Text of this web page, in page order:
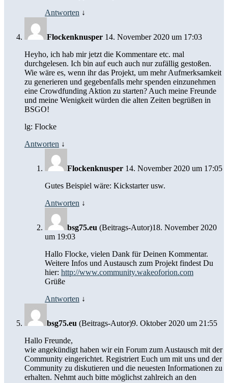
Antworten ↓
Flockenknusper 14. November 2020 um 17:03
Heyho, ich hab mir jetzt die Kommentare etc. mal
durchgelesen. Ich bin auf euch auch nur zufällig gestoßen.
Wie wäre es, wenn ihr das Projekt, um mehr Aufmerksamkeit
zu generieren und gegebenfalls mehr spenden einzunehmen
eine Crowdfunding Aktion zu starten? Auch meine Freunde
und meine Wenigkeit würden die alten Zeiten begrüßen in
BSGO!
lg: Flocke
Antworten ↓
Flockenknusper 14. November 2020 um 17:05
Gutes Beispiel wäre: Kickstarter usw.
Antworten ↓
bsg75.eu (Beitrags-Autor)18. November 2020
um 19:03
Hallo Flocke, vielen Dank für Deinen Kommentar.
Weitere Infos und Austausch zum Projekt findest Du
hier: http://www.community.wakeoforion.com
Grüße
Antworten ↓
bsg75.eu (Beitrags-Autor)9. Oktober 2020 um 21:55
Hallo Freunde,
wie angekündigt haben wir ein Forum zum Austausch mit der
Community eingerichtet. Registriert Euch um mit uns und der
Community zu diskutieren und die neuesten Informationen zu
erhalten. Nehmt auch bitte möglichst zahlreich an den